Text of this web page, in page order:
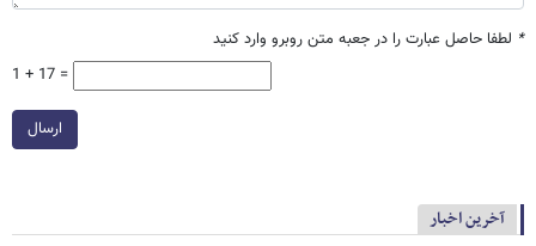
* لطفا حاصل عبارت را در جعبه متن روبرو وارد کنید
1 + 17 =
ارسال
آخرین اخبار